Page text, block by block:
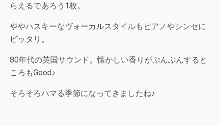
らえるであろう1枚。
ややハスキーなヴォーカルスタイルもピアノやシンセに
ピッタリ。
80年代の英国サウンド。懐かしい香りがぷんぷんすると
ころもGood♪
そろそろハマる季節になってきましたね♪